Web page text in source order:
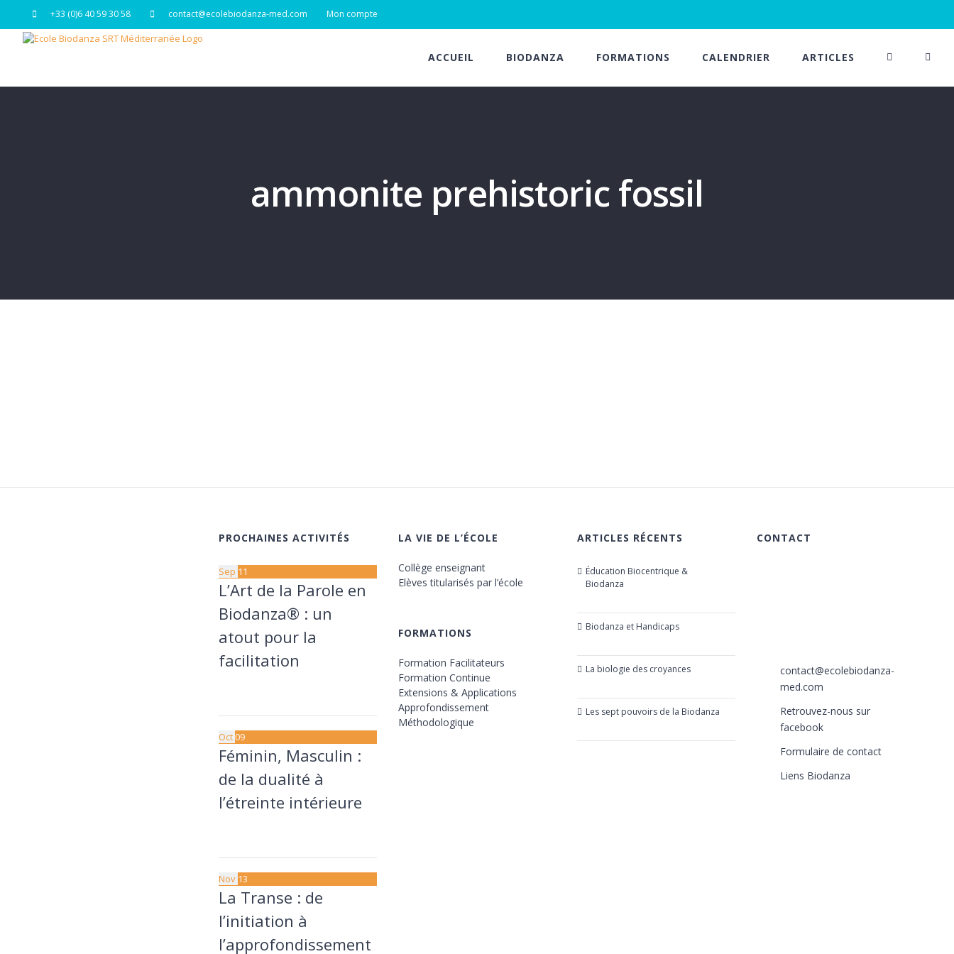
contenu
+33 (0)6 40 59 30 58 contact@ecolebiodanza-med.com Mon compte
ACCUEIL BIODANZA FORMATIONS CALENDRIER ARTICLES
ammonite prehistoric fossil
PROCHAINES ACTIVITÉS
Sep 11
L’Art de la Parole en
Biodanza® : un
atout pour la
facilitation
Oct09
Féminin, Masculin :
de la dualité à
l’étreinte intérieure
Nov 13
La Transe : de
l’initiation à
l’approfondissement
LA VIE DE L’ÉCOLE
Collège enseignant
Elèves titularisés par l’école
FORMATIONS
Formation Facilitateurs
Formation Continue
Extensions & Applications
Approfondissement
Méthodologique
ARTICLES RÉCENTS
Éducation Biocentrique &
Biodanza
Biodanza et Handicaps
La biologie des croyances
Les sept pouvoirs de la Biodanza
CONTACT
contact@ecolebiodanza-
med.com
Retrouvez-nous sur
facebook
Formulaire de contact
Liens Biodanza